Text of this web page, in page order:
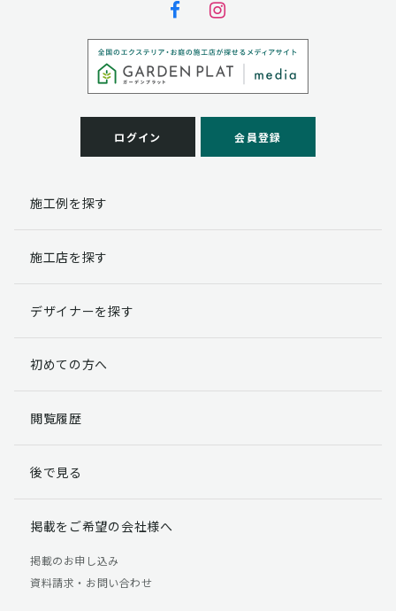
ログイン 会員登録
施工例を探す
施工店を探す
デザイナーを探す
初めての方へ
閲覧履歴
後で見る
掲載をご希望の会社様へ
掲載のお申し込み
資料請求・お問い合わせ